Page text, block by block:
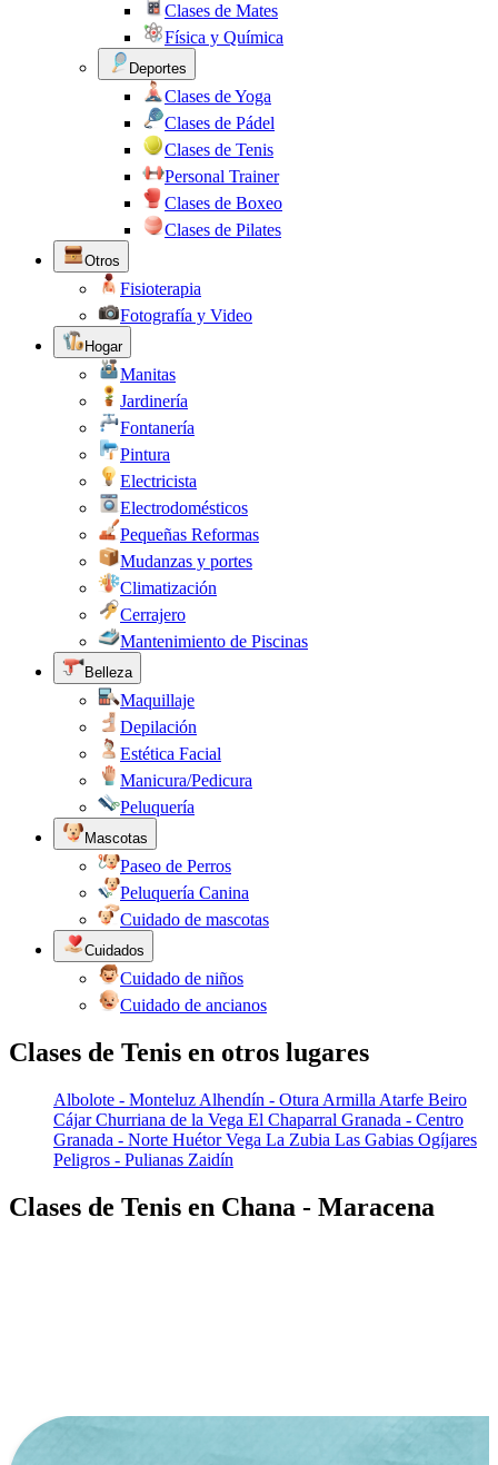
Clases de Mates
Física y Química
Deportes
Clases de Yoga
Clases de Pádel
Clases de Tenis
Personal Trainer
Clases de Boxeo
Clases de Pilates
Otros
Fisioterapia
Fotografía y Video
Hogar
Manitas
Jardinería
Fontanería
Pintura
Electricista
Electrodomésticos
Pequeñas Reformas
Mudanzas y portes
Climatización
Cerrajero
Mantenimiento de Piscinas
Belleza
Maquillaje
Depilación
Estética Facial
Manicura/Pedicura
Peluquería
Mascotas
Paseo de Perros
Peluquería Canina
Cuidado de mascotas
Cuidados
Cuidado de niños
Cuidado de ancianos
Clases de Tenis en otros lugares
Albolote - Monteluz Alhendín - Otura Armilla Atarfe Beiro
Cájar Churriana de la Vega El Chaparral Granada - Centro
Granada - Norte Huétor Vega La Zubia Las Gabias Ogíjares
Peligros - Pulianas Zaidín
Clases de Tenis en Chana - Maracena